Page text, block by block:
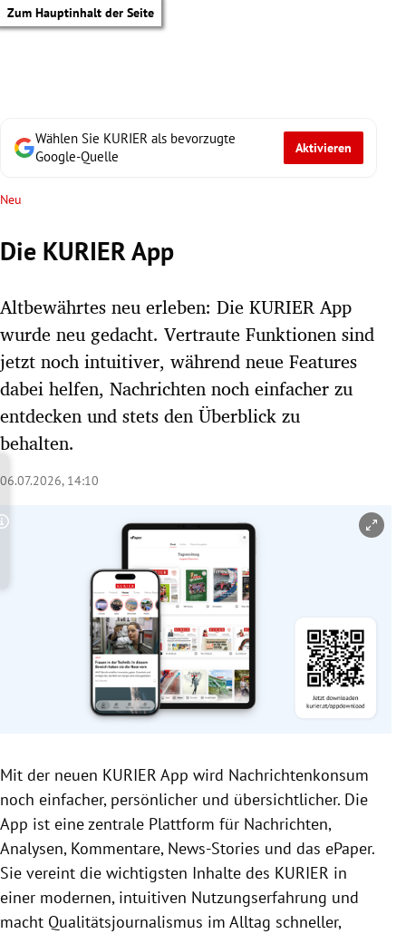
Zum Hauptinhalt der Seite
Untermenü
Untermenü
Untermenü
Untermenü
Untermenü
Wählen Sie KURIER als bevorzugte
Google-Quelle
Aktivieren
Neu
Die KURIER App
Altbewährtes neu erleben: Die KURIER App
wurde neu gedacht. Vertraute Funktionen sind
jetzt noch intuitiver, während neue Features
dabei helfen, Nachrichten noch einfacher zu
entdecken und stets den Überblick zu
behalten.
06.07.2026, 14:10
Copyright-Hinweis öffnen/schließen
Mit der neuen KURIER App wird Nachrichtenkonsum
noch einfacher, persönlicher und übersichtlicher. Die
App ist eine zentrale Plattform für Nachrichten,
Analysen, Kommentare, News-Stories und das ePaper.
Sie vereint die wichtigsten Inhalte des KURIER in
einer modernen, intuitiven Nutzungserfahrung und
macht Qualitätsjournalismus im Alltag schneller,